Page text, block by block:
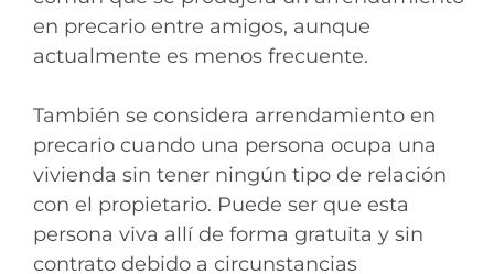
en precario entre amigos, aunque
actualmente es menos frecuente.
También se considera arrendamiento en
precario cuando una persona ocupa una
vivienda sin tener ningún tipo de relación
con el propietario. Puede ser que esta
persona viva allí de forma gratuita y sin
contrato debido a circunstancias